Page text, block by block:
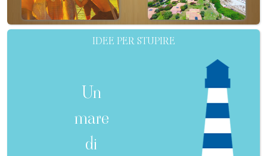
IDEE PER STUPIRE
Un
mare
di